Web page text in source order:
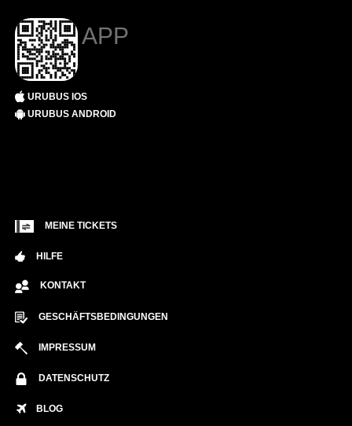
APP
URUBUS IOS
URUBUS ANDROID
MEINE TICKETS
HILFE
KONTAKT
GESCHÄFTSBEDINGUNGEN
IMPRESSUM
DATENSCHUTZ
BLOG